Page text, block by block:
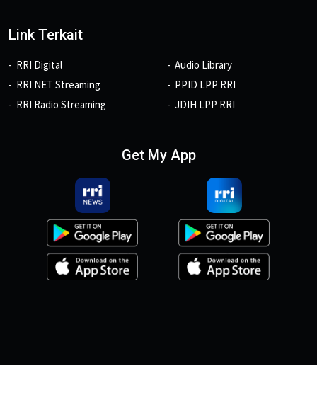
Link Terkait
RRI Digital
RRI NET Streaming
RRI Radio Streaming
Audio Library
PPID LPP RRI
JDIH LPP RRI
Get My App